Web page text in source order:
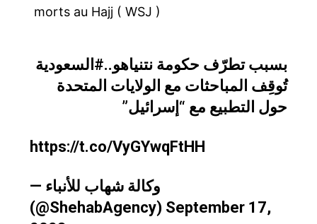
morts au Hajj ( WSJ )
بسبب تطرّف حكومة نتنياهو..#السعودية
تُوقِف المباحثات مع الولايات المتحدة
حول التطبيع مع “إسرائيل”
https://t.co/VyGYwqFtHH
— وكالة شهاب للأنباء
(@ShehabAgency) September 17,